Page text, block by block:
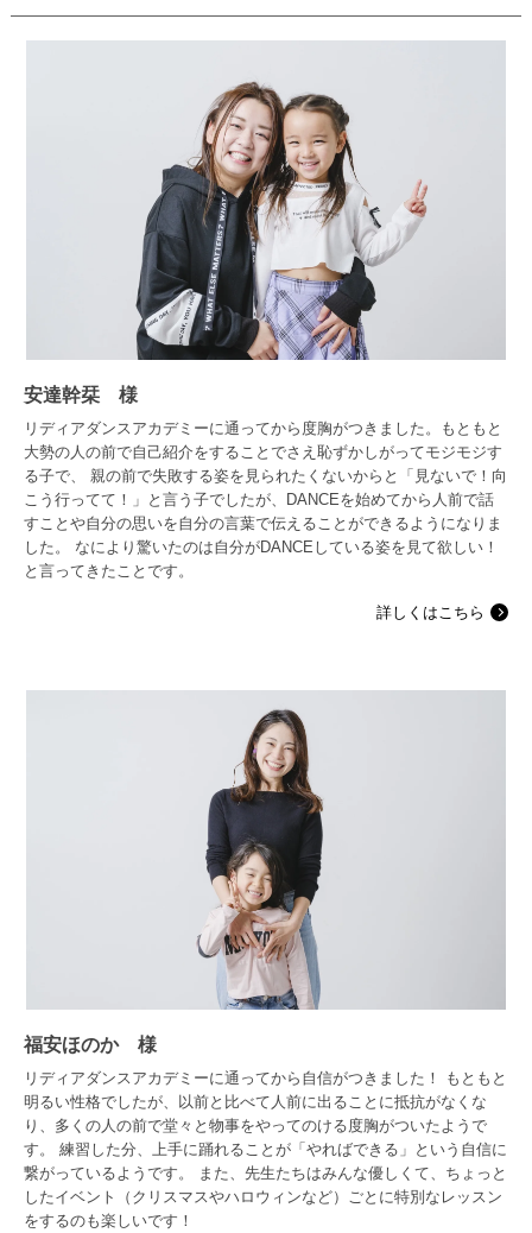
安達幹栞 様
リディアダンスアカデミーに通ってから度胸がつきました。もともと
大勢の人の前で自己紹介をすることでさえ恥ずかしがってモジモジす
る子で、 親の前で失敗する姿を見られたくないからと「見ないで！向
こう行ってて！」と言う子でしたが、DANCEを始めてから人前で話
すことや自分の思いを自分の言葉で伝えることができるようになりま
した。 なにより驚いたのは自分がDANCEしている姿を見て欲しい！
と言ってきたことです。
詳しくはこちら
福安ほのか 様
リディアダンスアカデミーに通ってから自信がつきました！ もともと
明るい性格でしたが、以前と比べて人前に出ることに抵抗がなくな
り、多くの人の前で堂々と物事をやってのける度胸がついたようで
す。 練習した分、上手に踊れることが「やればできる」という自信に
繋がっているようです。 また、先生たちはみんな優しくて、ちょっと
したイベント（クリスマスやハロウィンなど）ごとに特別なレッスン
をするのも楽しいです！